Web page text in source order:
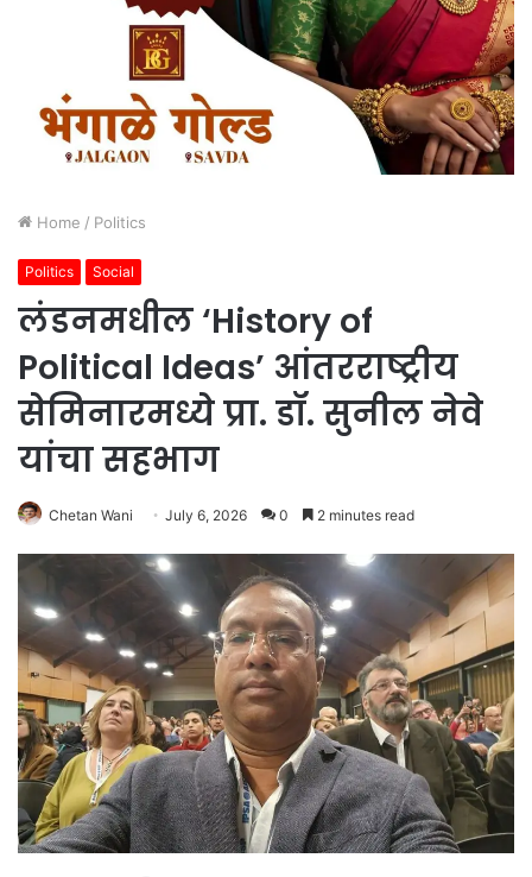
Home / Politics
Politics Social
लंडनमधील ‘History of
Political Ideas’ आंतरराष्ट्रीय
सेमिनारमध्ये प्रा. डॉ. सुनील नेवे
यांचा सहभाग
Chetan Wani July 6, 2026 0 2 minutes read